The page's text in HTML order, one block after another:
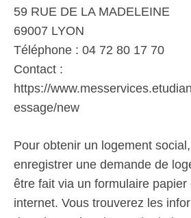
59 RUE DE LA MADELEINE
69007 LYON
Téléphone : 04 72 80 17 70
Contact :
https://
essage/new
Pour obtenir un logement
enregistrer une demande de
être fait via un formulaire
internet. Vous trouverez les